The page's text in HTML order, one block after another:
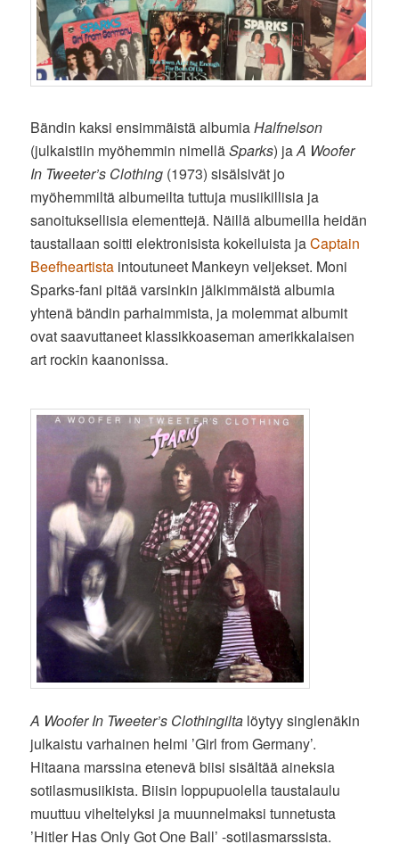
Bändin kaksi ensimmäistä albumiaHalfnelson
(julkaistiin myöhemmin nimelläSparks) jaA Woofer
In Tweeter’s Clothing (1973) sisälsivät jo
myöhemmiltä albumeilta tuttuja musiikillisia ja
sanoituksellisia elementtejä. Näillä albumeilla heidän
taustallaan soitti elektronisista kokeiluista jaCaptain
Beefheartista intoutuneet Mankeyn veljekset. Moni
Sparks-fani pitää varsinkin jälkimmäistä albumia
yhtenä bändin parhaimmista, ja molemmat albumit
ovat saavuttaneet klassikkoaseman amerikkalaisen
art rockin kaanonissa.
A Woofer In Tweeter’s Clothingilta löytyy singlenäkin
julkaistu varhainen helmi ’Girl from Germany’.
Hitaana marssina etenevä biisi sisältää aineksia
sotilasmusiikista. Biisin loppupuolella taustalaulu
muuttuu viheltelyksi ja muunnelmaksi tunnetusta
’Hitler Has Only Got One Ball’ -sotilasmarssista.